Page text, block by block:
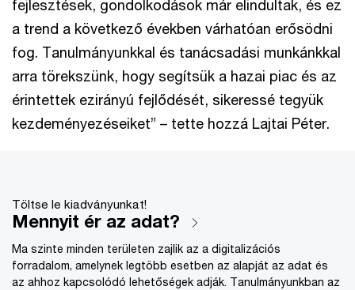
fejlesztések, gondolkodások már elindultak, és ez
a trend a következő években várhatóan erősödni
fog. Tanulmányunkkal és tanácsadási munkánkkal
arra törekszünk, hogy segítsük a hazai piac és az
érintettek ezirányú fejlődését, sikeressé tegyük
kezdeményezéseiket” – tette hozzá Lajtai Péter.
Töltse le kiadványunkat!
Mennyit ér az adat?
Ma szinte minden területen zajlik az a digitalizációs
forradalom, amelynek legtöbb esetben az alapját az adat és
az ahhoz kapcsolódó lehetőségek adják. Tanulmányunkban az